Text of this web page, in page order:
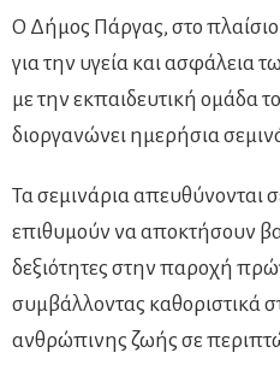
Ο Δήμος Πάργας, στο πλαίσιο
για την υγεία και ασφάλεια
με την εκπαιδευτική ομάδα
διοργανώνει ημερήσια
Τα σεμινάρια απευθύνονται
επιθυμούν να αποκτήσουν
δεξιότητες στην παροχή
συμβάλλοντας καθοριστικά
ανθρώπινης ζωής σε